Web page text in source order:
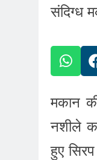
संदिग्ध
मकान
नशीले
हुए